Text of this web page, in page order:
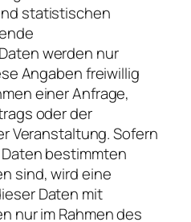
statistischen
werden nur
Angaben freiwillig
einer Anfrage,
oder der
Veranstaltung. Sofern
bestimmten
sind, wird eine
Daten mit
nur im Rahmen des